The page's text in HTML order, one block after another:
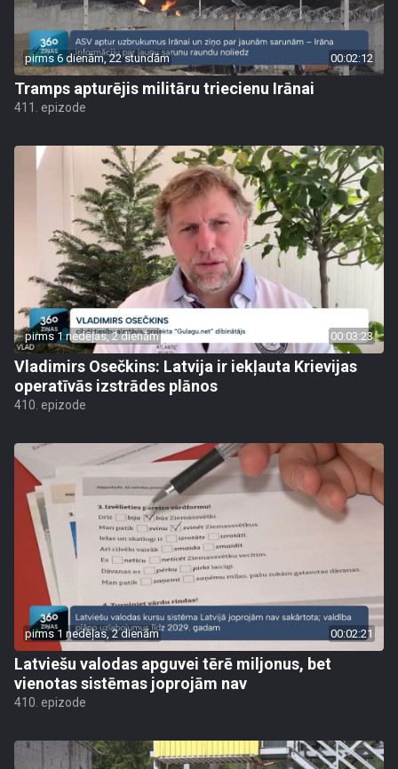
pirms 6 dienām, 22 stundām 00:02:12
Tramps apturējis militāru triecienu Irānai
411. epizode
pirms 1 nedēļas, 2 dienām 00:03:23
Vladimirs Osečkins: Latvija ir iekļauta Krievijas
operatīvās izstrādes plānos
410. epizode
pirms 1 nedēļas, 2 dienām 00:02:21
Latviešu valodas apguvei tērē miljonus, bet
vienotas sistēmas joprojām nav
410. epizode